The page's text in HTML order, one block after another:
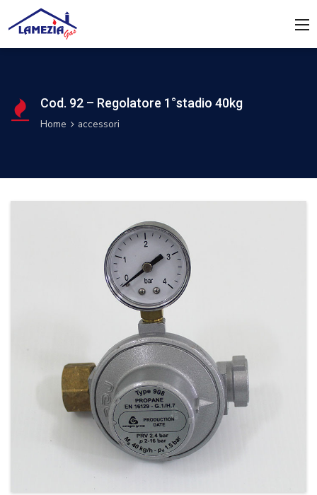
Cod. 92 – Regolatore 1°stadio 40kg
Home accessori